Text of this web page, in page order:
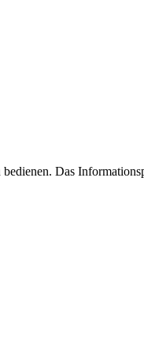
Das